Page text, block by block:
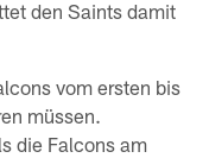
den Saints damit
vom ersten bis
müssen.
die Falcons am